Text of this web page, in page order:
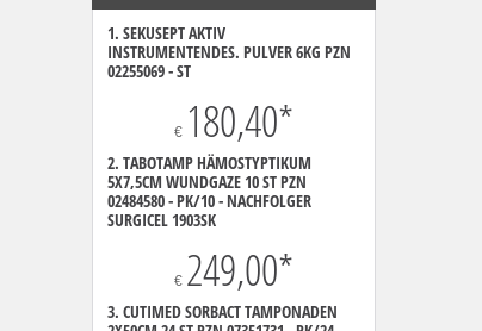
1. SEKUSEPT AKTIV
INSTRUMENTENDES. PULVER 6KG PZN
02255069 - ST
€ 180,40*
2. TABOTAMP HÄMOSTYPTIKUM
5X7,5CM WUNDGAZE 10 ST PZN
02484580 - PK/10 - NACHFOLGER
SURGICEL 1903SK
€ 249,00*
3. CUTIMED SORBACT TAMPONADEN